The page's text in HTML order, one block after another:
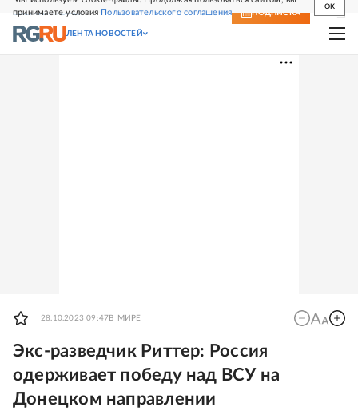
принимаете условия Пользовательского соглашения
OK
СВЕЖИЙ НОМЕР ПОДПИСКА
ЛЕНТА НОВОСТЕЙ
28.10.2023 09:47 В МИРЕ
Экс-разведчик Риттер: Россия
одерживает победу над ВСУ на
Донецком направлении